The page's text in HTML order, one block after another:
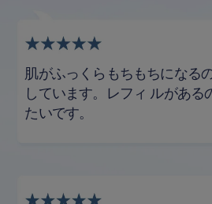
肌がふっくらもちもちになる
しています。レフィ ルがある
たいです。